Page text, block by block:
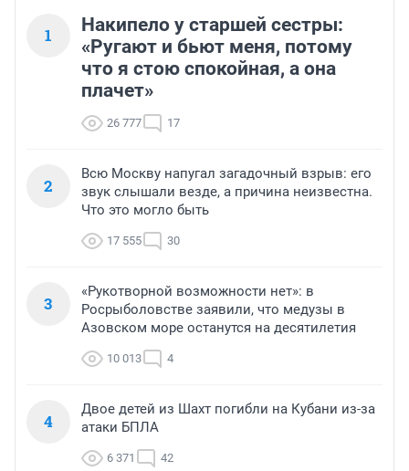
1
Накипело у старшей сестры:
«Ругают и бьют меня, потому
что я стою спокойная, а она
плачет»
26 777 17
2
Всю Москву напугал загадочный взрыв: его
звук слышали везде, а причина неизвестна.
Что это могло быть
17 555 30
3
«Рукотворной возможности нет»: в
Росрыболовстве заявили, что медузы в
Азовском море останутся на десятилетия
10 013 4
4
Двое детей из Шахт погибли на Кубани из-за
атаки БПЛА
6 371 42